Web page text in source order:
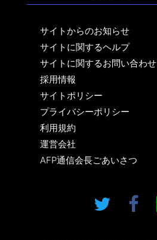
サイトからのお知らせ
サイトに関するヘルプ
サイトに関するお問い合わせ
採用情報
サイトポリシー
プライバシーポリシー
利用規約
運営会社
AFP通信会長ごあいさつ